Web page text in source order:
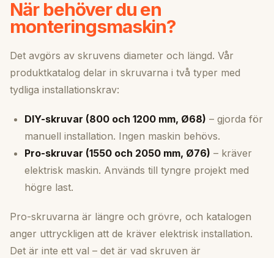
När behöver du en
monteringsmaskin?
Det avgörs av skruvens diameter och längd. Vår
produktkatalog delar in skruvarna i två typer med
tydliga installationskrav:
DIY-skruvar (800 och 1200 mm, Ø68) – gjorda för
manuell installation. Ingen maskin behövs.
Pro-skruvar (1550 och 2050 mm, Ø76) – kräver
elektrisk maskin. Används till tyngre projekt med
högre last.
Pro-skruvarna är längre och grövre, och katalogen
anger uttryckligen att de kräver elektrisk installation.
Det är inte ett val – det är vad skruven är